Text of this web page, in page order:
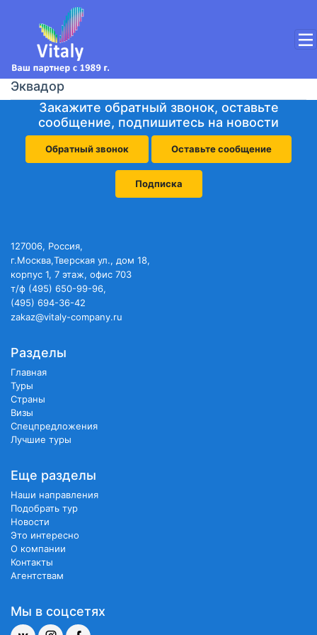
Эквадор
Закажите обратный звонок, оставьте
сообщение, подпишитесь на новости
Обратный звонок Оставьте сообщение
Подписка
127006, Россия,
г.Москва,Тверская ул., дом 18,
корпус 1, 7 этаж, офис 703
т/ф (495) 650-99-96,
(495) 694-36-42
zakaz@vitaly-company.ru
Разделы
Главная
Туры
Страны
Визы
Спецпредложения
Лучшие туры
Еще разделы
Наши направления
Подобрать тур
Новости
Это интересно
О компании
Контакты
Агентствам
Мы в соцсетях